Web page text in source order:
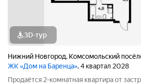
3D-тур
Нижний Новгород, Комсомольский
ЖК «Дом на Баренца», 4 квартал 2028
Пpодаётcя 2-комнaтнaя квaртира от